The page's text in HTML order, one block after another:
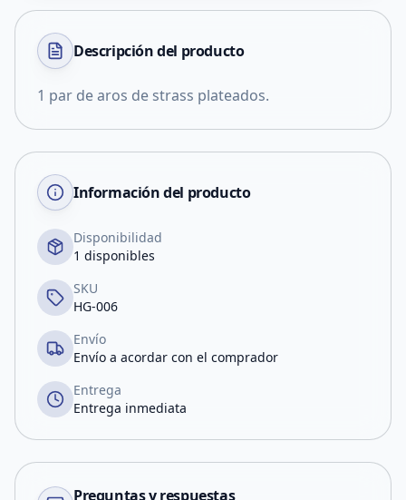
Descripción del producto
1 par de aros de strass plateados.
Información del producto
Disponibilidad
1 disponibles
SKU
HG-006
Envío
Envío a acordar con el comprador
Entrega
Entrega inmediata
Preguntas y respuestas